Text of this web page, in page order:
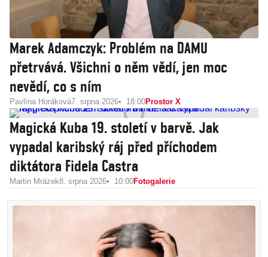
Marek Adamczyk: Problém na DAMU
přetrvává. Všichni o něm vědí, jen moc
nevědí, co s ním
Pavlína Horáková7. srpna 2026 18:00Prostor X
Magická Kuba 19. století v barvě. Jak
vypadal karibský ráj před příchodem
diktátora Fidela Castra
Martin Mrázek8. srpna 2026 10:00Fotogalerie